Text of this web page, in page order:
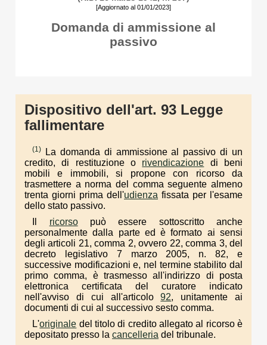
[Aggiornato al 01/01/2023]
Domanda di ammissione al
passivo
Dispositivo dell'art. 93 Legge
fallimentare
(1)
La domanda di ammissione al passivo di un
credito, di restituzione o rivendicazione di beni
mobili e immobili, si propone con ricorso da
trasmettere a norma del comma seguente almeno
trenta giorni prima dell'udienza fissata per l'esame
dello stato passivo.
ricorsopuò essere sottoscritto anche
personalmente dalla parte ed è formato ai sensi
degli articoli 21, comma 2, ovvero 22, comma 3, del
decreto legislativo 7 marzo 2005, n. 82, e
successive modificazioni e, nel termine stabilito dal
primo comma, è trasmesso all'indirizzo di posta
elettronica certificata del curatore indicato
nell'avviso di cui all'articolo92, unitamente ai
documenti di cui al successivo sesto comma.
L'originale del titolo di credito allegato al ricorso è
depositato presso la cancelleria del tribunale.